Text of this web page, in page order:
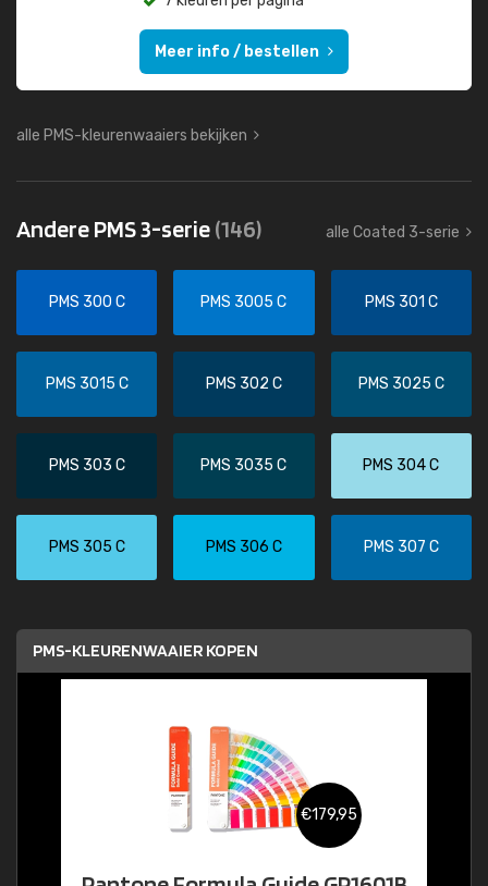
Meer info / bestellen
alle PMS-kleurenwaaiers bekijken
Andere PMS 3-serie(146) alle Coated 3-serie
PMS 300 C PMS 3005 C PMS 301 C
PMS 3015 C PMS 302 C PMS 3025 C
PMS 303 C PMS 3035 C PMS 304 C
PMS 305 C PMS 306 C PMS 307 C
PMS-KLEURENWAAIER KOPEN
€179,95